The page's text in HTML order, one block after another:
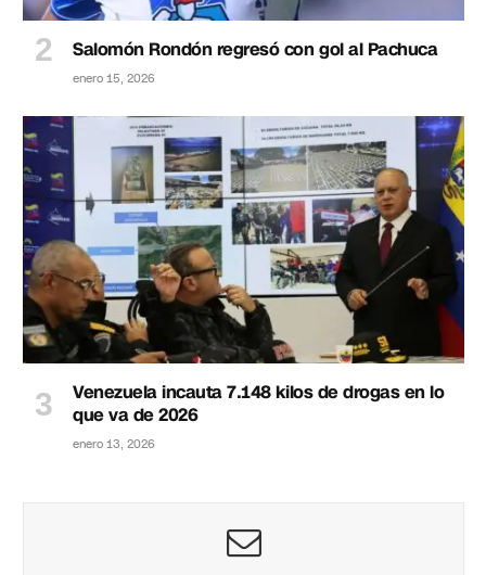
Salomón Rondón regresó con gol al Pachuca
enero 15, 2026
Venezuela incauta 7.148 kilos de drogas en lo
que va de 2026
enero 13, 2026